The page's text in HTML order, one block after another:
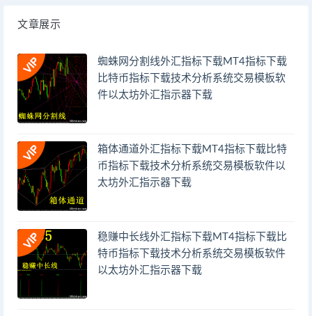
文章展示
蜘蛛网分割线外汇指标下载MT4指标下载
比特币指标下载技术分析系统交易模板软
件以太坊外汇指示器下载
箱体通道外汇指标下载MT4指标下载比特
币指标下载技术分析系统交易模板软件以
太坊外汇指示器下载
稳赚中长线外汇指标下载MT4指标下载比
特币指标下载技术分析系统交易模板软件
以太坊外汇指示器下载